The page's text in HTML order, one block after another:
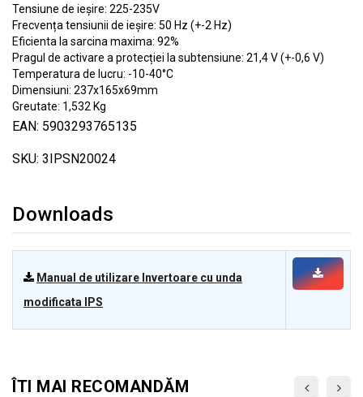
Tensiune de ieșire: 225-235V
Frecvența tensiunii de ieșire: 50 Hz (+-2 Hz)
Eficienta la sarcina maxima: 92%
Pragul de activare a protecției la subtensiune: 21,4 V (+-0,6 V)
Temperatura de lucru: -10-40°C
Dimensiuni: 237x165x69mm
Greutate: 1,532 Kg
EAN: 5903293765135
SKU: 3IPSN20024
Downloads
Manual de utilizare Invertoare cu unda
modificata IPS
ÎTI MAI RECOMANDĂM